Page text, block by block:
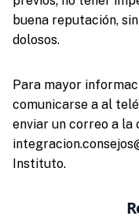
buena reputación,
dolosos.
Para mayor
comunicarse a al
enviar un correo a la
Instituto.